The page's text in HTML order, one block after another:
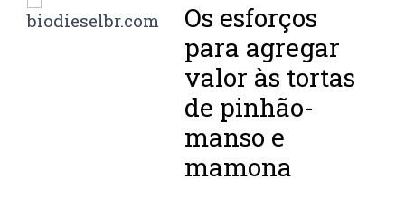
Os esforços
para agregar
valor às tortas
de pinhão-
manso e
mamona